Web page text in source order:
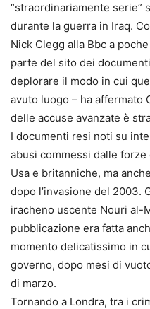
“straordinariamente serie”
durante la guerra in Iraq.
Nick Clegg alla Bbc a
parte del sito dei
deplorare il modo in cui
avuto luogo – ha affermato
delle accuse avanzate è
I documenti resi noti su
abusi commessi dalle
Usa e britanniche, ma
dopo l’invasione del 2003.
iracheno uscente Nouri al-
pubblicazione era fatta
momento delicatissimo in
governo, dopo mesi di
di marzo.
Tornando a Londra, tra i